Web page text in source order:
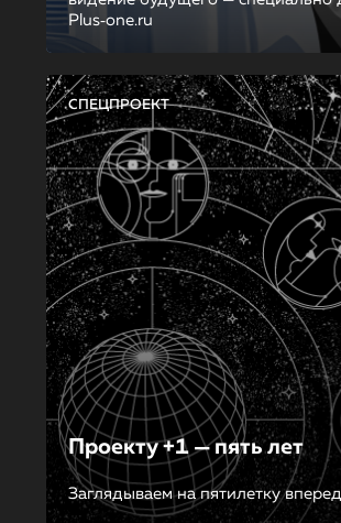
Plus‑one.ru
СПЕЦПРОЕКТ
Проекту +1 — пять лет
Заглядываем на пятилетку вперед